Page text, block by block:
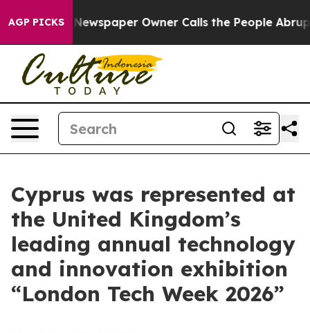
AGP PICKS
Newspaper Owner Calls the People Abruptly
Cyprus was represented at
the United Kingdom’s
leading annual technology
and innovation exhibition
“London Tech Week 2026”